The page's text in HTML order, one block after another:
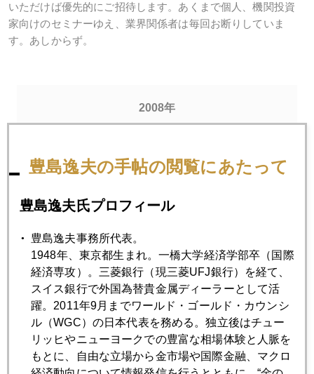
いただけば優先的にご招待します。あくまで個人、機関投資
家向けのセミナーゆえ、業界関係者は毎回お断りしていま
す。あしからず。
2008年
7月 8月 9月 10月 11月 12月
2008年01月31日
やっぱり５０ｂｐ
2008年01月30日
日本時間１月３１日午前４時１５分（ＦＯＭＣ発表時間）
2008年01月29日
デカプリオか リカちゃんか
豊島逸夫の手帖の閲覧にあたって
豊島逸夫氏プロフィール
豊島逸夫事務所代表。
1948年、東京都生まれ。一橋大学経済学部卒（国際
経済専攻）。三菱銀行（現三菱UFJ銀行）を経て、
スイス銀行で外国為替貴金属ディーラーとして活
躍。2011年9月までワールド・ゴールド・カウンシ
ル（WGC）の日本代表を務める。独立後はチュー
リッヒやニューヨークでの豊富な相場体験と人脈を
もとに、自由な立場から金市場や国際金融、マクロ